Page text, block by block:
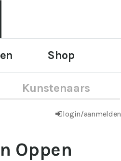
Shop
Kunstenaars
login/aanmelden
Oppen